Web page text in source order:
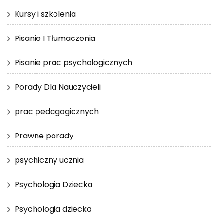
Kursy i szkolenia
Pisanie I Tłumaczenia
Pisanie prac psychologicznych
Porady Dla Nauczycieli
prac pedagogicznych
Prawne porady
psychiczny ucznia
Psychologia Dziecka
Psychologia dziecka